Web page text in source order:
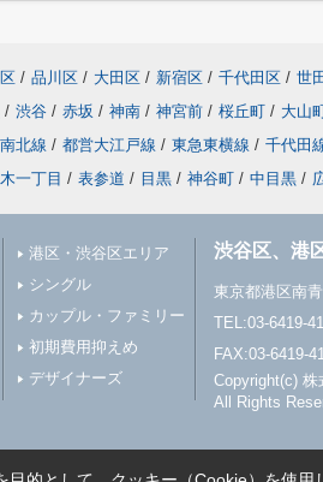
/ 品川区 / 大田区 / 新宿区 / 千代田区 / 世
/ 渋谷 / 赤坂 / 神南 / 神宮前 / 桜丘町 / 大山
南北線 / 都営大江戸線 / 東急東横線 / 千代田
一丁目 / 表参道 / 目黒 / 神谷町 / 中目黒 /
港区・渋谷区エリア
シングル
カップル・ファミリー
初期費用抑えめ
デザイナーズ
渋谷区、港
東京都港区南
TEL:03-6419-
FAX:03-6419-
Copyright(c)
All Rights